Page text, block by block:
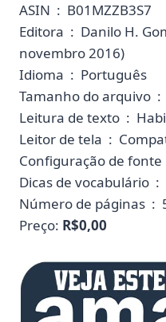
ASIN ‏ : ‎ B01MZZB3S7
Editora ‏ : ‎ Danilo H. Gomes; 3ª edição (27
novembro 2016)
Idioma ‏ : ‎ Português
Leitura de
Leitor de tela ‏ :
Preço: R$0,00